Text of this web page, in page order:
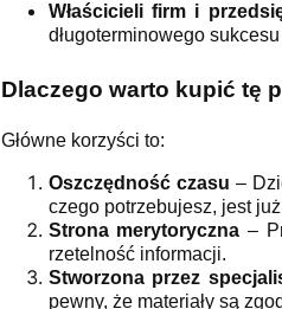
Właścicieli firm i
długoterminowego sukcesu
Dlaczego warto kupić tę
Główne korzyści to:
Oszczędność czasu –
czego potrzebujesz, jest
Strona merytoryczna –
rzetelność informacji.
Stworzona przez
pewny, że materiały są